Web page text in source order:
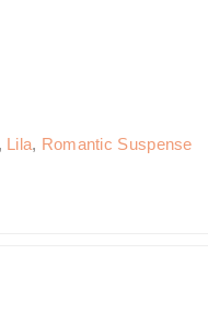
, Lila, Romantic Suspense